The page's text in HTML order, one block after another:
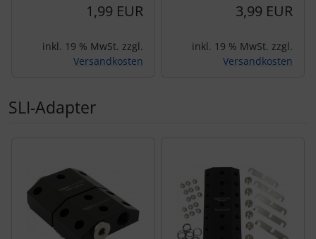
1,99 EUR
inkl. 19 % MwSt. zzgl.
Versandkosten
3,99 EUR
inkl. 19 % MwSt. zzgl.
Versandkosten
SLI-Adapter